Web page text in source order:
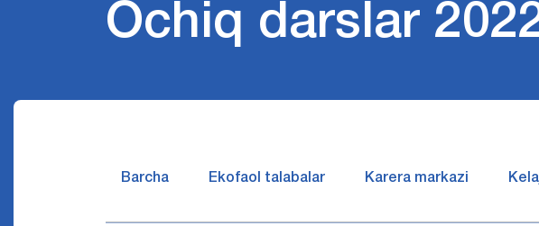
Ochiq darslar
Barcha Ekofaol talabalar Karera markazi